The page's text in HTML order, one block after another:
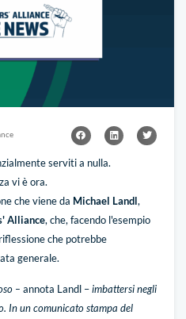
serviti a nulla.
vi è ora.
che viene da Michael Landl,
Alliance, che, facendo l'esempio
che potrebbe
generale.
– annota Landl –imbattersi negli
In un comunicato stampa del